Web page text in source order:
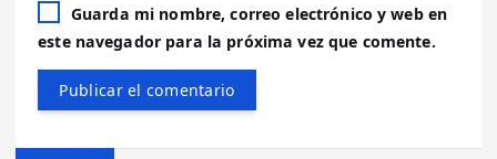
Guarda mi nombre, correo electrónico y web en
este navegador para la próxima vez que comente.